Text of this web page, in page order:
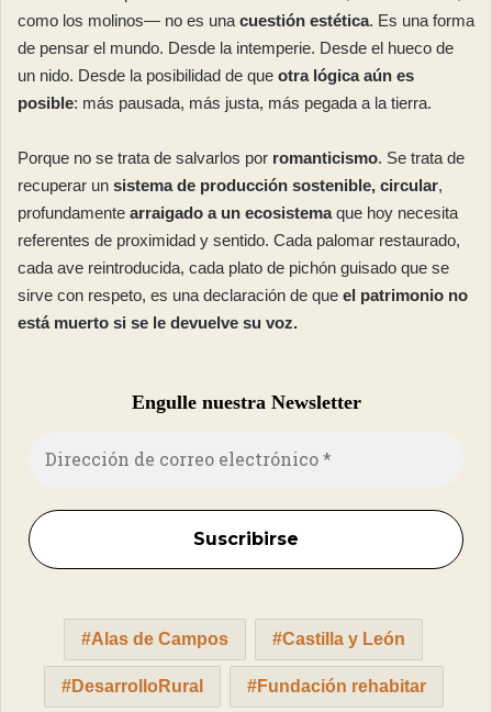
como los molinos— no es una cuestión estética. Es una forma
de pensar el mundo. Desde la intemperie. Desde el hueco de
un nido. Desde la posibilidad de que otra lógica aún es
posible: más pausada, más justa, más pegada a la tierra.
Porque no se trata de salvarlos por romanticismo. Se trata de
recuperar un sistema de producción sostenible, circular,
profundamente arraigado a un ecosistemaque hoy necesita
referentes de proximidad y sentido. Cada palomar restaurado,
cada ave reintroducida, cada plato de pichón guisado que se
sirve con respeto, es una declaración de que el patrimonio no
está muerto si se le devuelve su voz.
Engulle nuestra Newsletter
Alas de Campos Castilla y León
DesarrolloRural Fundación rehabitar